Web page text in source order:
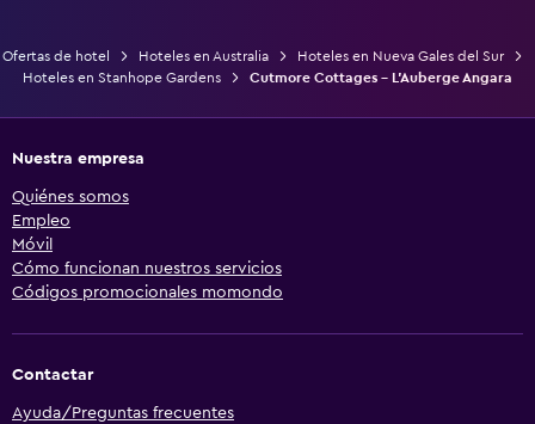
Ofertas de hotel Hoteles en Australia
Hoteles en Nueva Gales del Sur
Hoteles en Stanhope Gardens
Cutmore Cottages - L'Auberge Angara
Nuestra empresa
Quiénes somos
Empleo
Móvil
Cómo funcionan nuestros servicios
Códigos promocionales momondo
Contactar
Ayuda/Preguntas frecuentes